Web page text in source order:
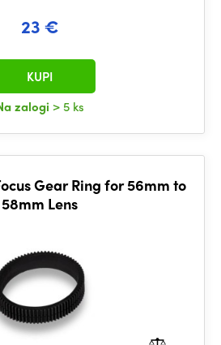
23 €
zalogi > 5 ks
KUPI
Gear Ring for 56mm to
58mm Lens